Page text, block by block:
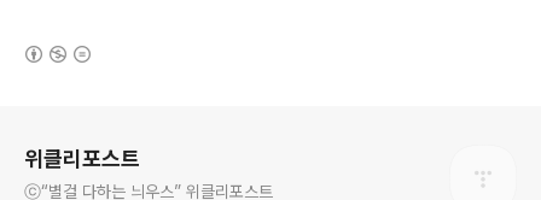
위클리포스트
ⓒ“별걸 다하는 늬우스” 위클리포스트